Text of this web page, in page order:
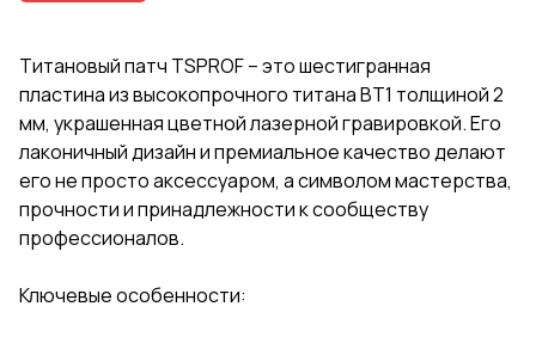
Титановый патч TSPROF – это шестигранная
пластина из высокопрочного титана BT1 толщиной 2
мм, украшенная цветной лазерной гравировкой. Его
лаконичный дизайн и премиальное качество делают
его не просто аксессуаром, а символом мастерства,
прочности и принадлежности к сообществу
профессионалов.
Ключевые особенности: